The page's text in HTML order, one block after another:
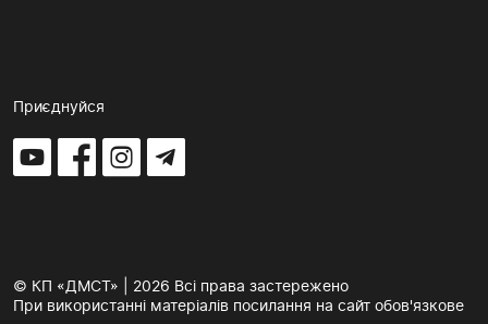
Приєднуйся
© КП «ДМСТ» | 2026 Всі права застережено
При використанні матеріалів посилання на сайт обов'язкове